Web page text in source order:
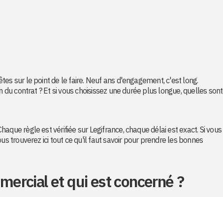
sur le point de le faire. Neuf ans d'engagement, c'est long.
contrat ? Et si vous choisissez une durée plus longue, quelles sont
règle est vérifiée sur Legifrance, chaque délai est exact. Si vous
trouverez ici tout ce qu'il faut savoir pour prendre les bonnes
et qui est concerné ?